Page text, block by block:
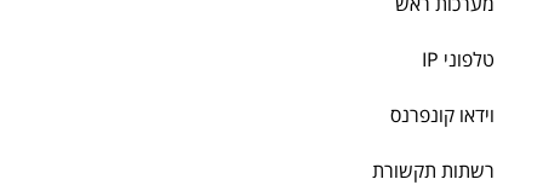
טלפוני IP
וידאו קונפרנס
רשתות תקשורת